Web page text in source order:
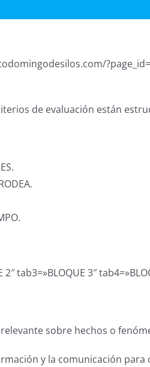
de evaluación están
tab3=»BLOQUE 3″
sobre hechos o
y la comunicación